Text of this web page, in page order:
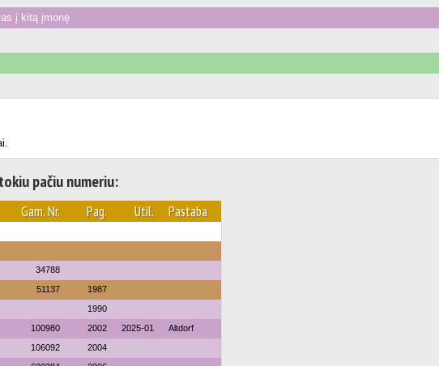
į kitą įmonę
pačiu numeriu:
Gam. Nr. Pag. Util. Pastaba
34788
51137 1987
1990
100980 2002 2025-01 Altdorf
106092 2004